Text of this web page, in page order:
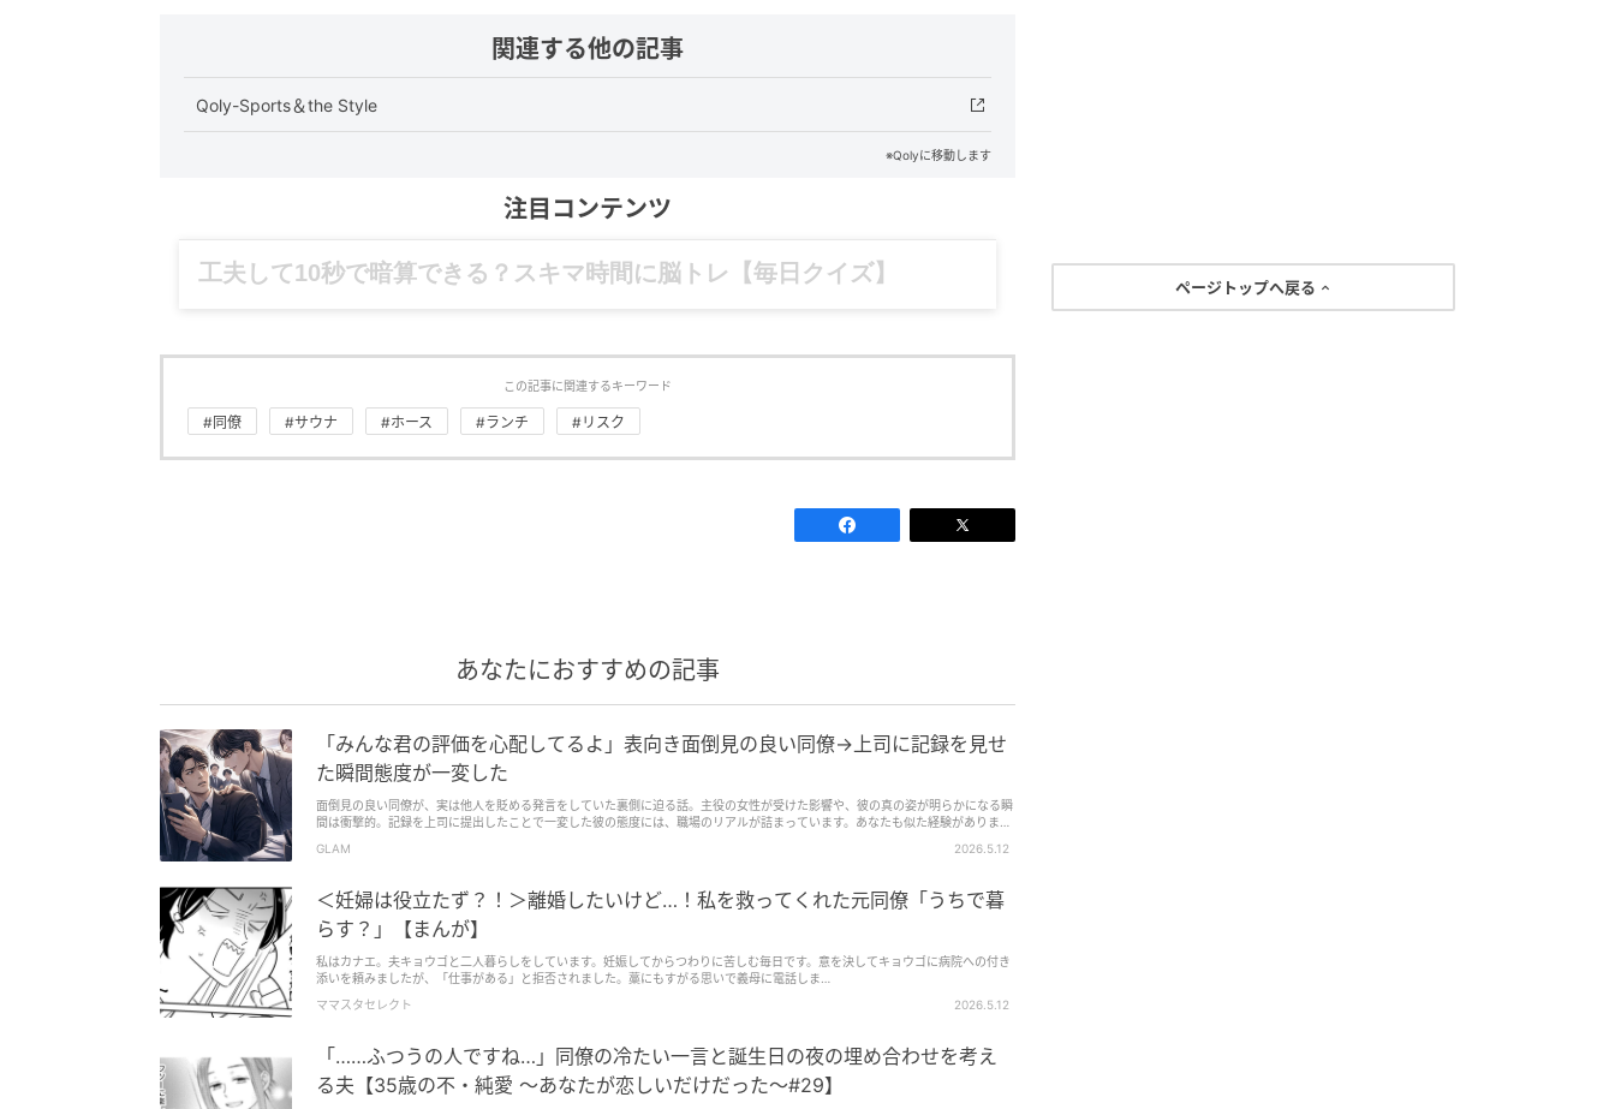
関連する他の記事
Qoly-Sports＆the Style
※Qolyに移動します
注目コンテンツ
グルメ、ギャグ、子育て、旅行記……全部、読めます。
この記事に関連するキーワード
#同僚 #サウナ #ホース #ランチ #リスク
あなたにおすすめの記事
「みんな君の評価を心配してるよ」表向き面倒見の良い同僚→上司に記録を見せ
た瞬間態度が一変した
面倒見の良い同僚が、実は他人を貶める発言をしていた裏側に迫る話。主役の女性が受けた影響や、彼の真の姿が明らかになる瞬
間は衝撃的。記録を上司に提出したことで一変した彼の態度には、職場のリアルが詰まっています。あなたも似た経験がありませ
GLAM 2026.5.12
＜妊婦は役立たず？！＞離婚したいけど…！私を救ってくれた元同僚「うちで暮
らす？」【まんが】
私はカナエ。夫キョウゴと二人暮らしをしています。妊娠してからつわりに苦しむ毎日です。意を決してキョウゴに病院への付き
添いを頼みましたが、「仕事がある」と拒否されました。藁にもすがる思いで義母に電話しま…
ママスタセレクト
2026.5.12
「……ふつうの人ですね…」同僚の冷たい一言と誕生日の夜の埋め合わせを考え
る夫【35歳の不・純愛 ～あなたが恋しいだけだった～#29】
ページトップへ戻る